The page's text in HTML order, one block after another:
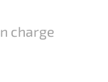
charge